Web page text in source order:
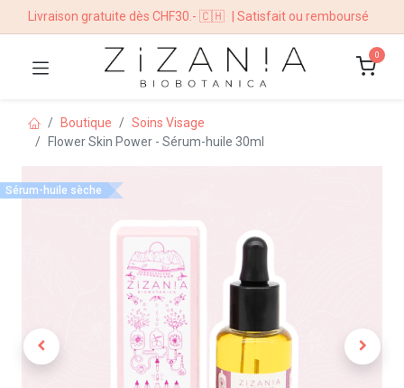
Livraison gratuite dès CHF30.- 🇨🇭 | Satisfait ou remboursé
0
Boutique
Soins Visage
Flower Skin Power - Sérum-huile 30ml
Sérum-huile sèche